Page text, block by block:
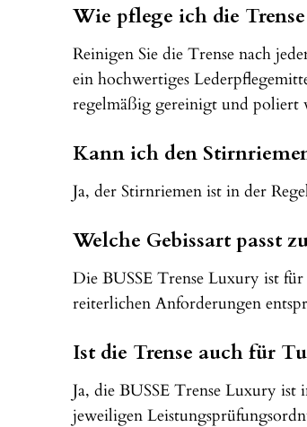
Wie pflege ich die
Reinigen Sie die Trense nach
ein hochwertiges
regelmäßig gereinigt und poliert
Kann ich den
Ja, der Stirnriemen ist in der
Welche Gebissart passt
Die BUSSE Trense Luxury ist
reiterlichen Anforderungen
Ist die Trense auch für
Ja, die BUSSE Trense Luxury ist
jeweiligen